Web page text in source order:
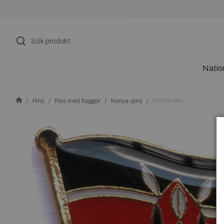
Pins Pins med flaggor Kenya-pins KENYA PIN